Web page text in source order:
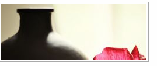
обширном каталоге, включающем
множество наименований эксклюзивных
люксовых ароматов...